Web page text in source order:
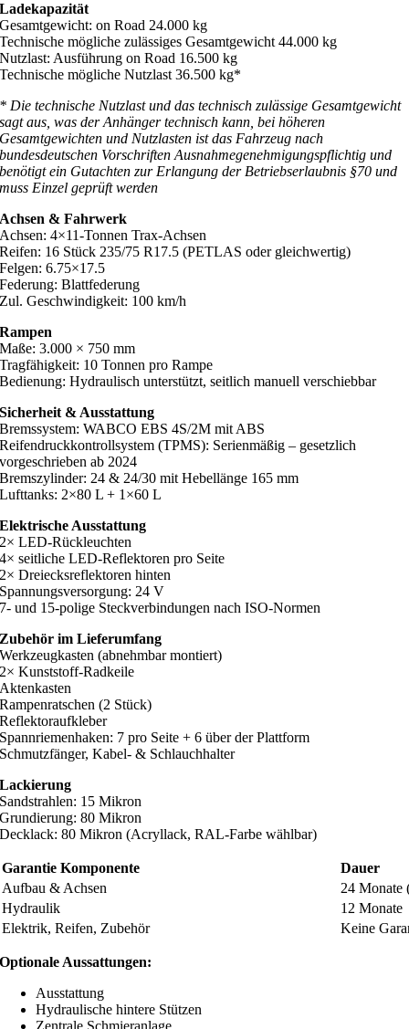
Ladekapazität
Gesamtgewicht: on Road 24.000 kg
Technische mögliche zulässiges Gesamtgewicht 44.000 kg
Nutzlast: Ausführung on Road 16.500 kg
Technische mögliche Nutzlast 36.500 kg*
* Die technische Nutzlast und das technisch zulässige Gesamtgewicht
sagt aus, was der Anhänger technisch kann, bei höheren
Gesamtgewichten und Nutzlasten ist das Fahrzeug nach
bundesdeutschen Vorschriften Ausnahmegenehmigungspflichtig und
benötigt ein Gutachten zur Erlangung der Betriebserlaubnis §70 und
muss Einzel geprüft werden
Achsen & Fahrwerk
Achsen: 4×11-Tonnen Trax-Achsen
Reifen: 16 Stück 235/75 R17.5 (PETLAS oder gleichwertig)
Felgen: 6.75×17.5
Federung: Blattfederung
Zul. Geschwindigkeit: 100 km/h
Rampen
Maße: 3.000 × 750 mm
Tragfähigkeit: 10 Tonnen pro Rampe
Bedienung: Hydraulisch unterstützt, seitlich manuell verschiebbar
Sicherheit & Ausstattung
Bremssystem: WABCO EBS 4S/2M mit ABS
Reifendruckkontrollsystem (TPMS): Serienmäßig – gesetzlich
vorgeschrieben ab 2024
Bremszylinder: 24 & 24/30 mit Hebellänge 165 mm
Lufttanks: 2×80 L + 1×60 L
Elektrische Ausstattung
2× LED-Rückleuchten
4× seitliche LED-Reflektoren pro Seite
2× Dreiecksreflektoren hinten
Spannungsversorgung: 24 V
7- und 15-polige Steckverbindungen nach ISO-Normen
Zubehör im Lieferumfang
Werkzeugkasten (abnehmbar montiert)
2× Kunststoff-Radkeile
Aktenkasten
Rampenratschen (2 Stück)
Reflektoraufkleber
Spannriemenhaken: 7 pro Seite + 6 über der Plattform
Schmutzfänger, Kabel- & Schlauchhalter
Lackierung
Sandstrahlen: 15 Mikron
Grundierung: 80 Mikron
Decklack: 80 Mikron (Acryllack, RAL-Farbe wählbar)
Garantie Komponente
Dauer
Aufbau & Achsen
24 Monate
Hydraulik
12 Monate
Elektrik, Reifen, Zubehör
Keine
Optionale Aussattungen:
Ausstattung
Hydraulische hintere Stützen